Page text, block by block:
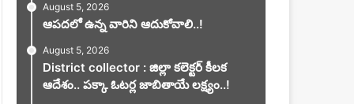
August 5, 2026
ఆపదలో ఉన్న వారిని ఆదుకోవాలి..!
August 5, 2026
District collector : జిల్లా కలెక్టర్ కీలక
ఆదేశం.. పక్కా ఓటర్ల జాబితాయే లక్ష్యం..!